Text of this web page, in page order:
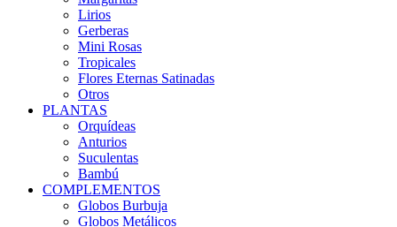
Lirios
Gerberas
Mini Rosas
Tropicales
Flores Eternas Satinadas
Otros
PLANTAS
Orquídeas
Anturios
Suculentas
Bambú
COMPLEMENTOS
Globos Burbuja
Globos Metálicos